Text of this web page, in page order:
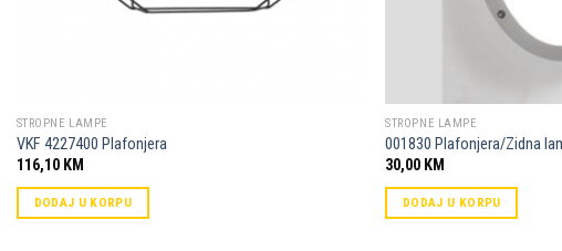
STROPNE LAMPE
VKF 4227400 Plafonjera
116,10 KM
DODAJ U KORPU
STROPNE LAMPE
001830 Plafonjera/Zidna
30,00 KM
DODAJ U KORPU